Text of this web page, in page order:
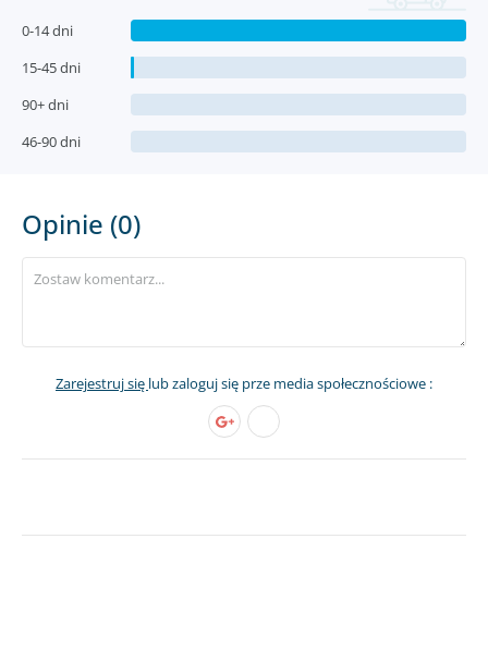
0-14 dni
15-45 dni
90+ dni
46-90 dni
Opinie (0)
Zarejestruj się lub zaloguj się prze media społecznościowe :